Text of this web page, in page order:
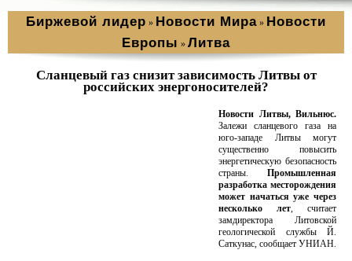
Биржевой лидер » Новости Мира » Новости
Европы » Литва
Сланцевый газ снизит зависимость Литвы от
российских энергоносителей?
Новости Литвы, Вильнюс.
Залежи сланцевого газа на
юго-западе Литвы могут
существенно повысить
энергетическую безопасность
страны. Промышленная
разработка месторождения
может начаться уже через
несколько лет, считает
замдиректора Литовской
геологической службы Й.
Саткунас, сообщает УНИАН.